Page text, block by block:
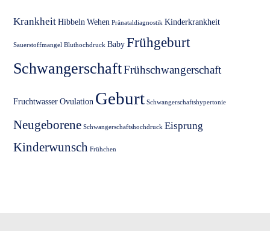
Krankheit Hibbeln Wehen Pränataldiagnostik Kinderkrankheit
Sauerstoffmangel Bluthochdruck Baby Frühgeburt
SchwangerschaftFrühschwangerschaft
Fruchtwasser Ovulation Geburt Schwangerschaftshypertonie
Neugeborene Schwangerschaftshochdruck Eisprung
Kinderwunsch Frühchen